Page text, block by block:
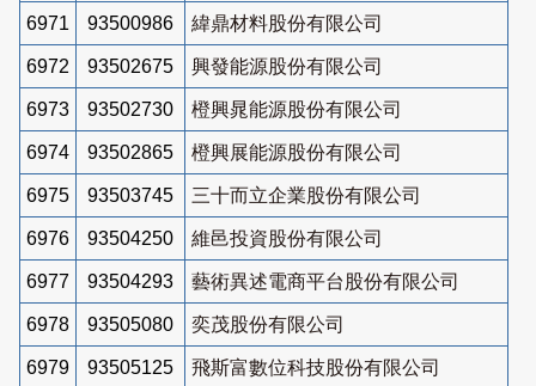
6971 93500986 緯鼎材料股份有限公司
6972 93502675 興發能源股份有限公司
6973 93502730 橙興晁能源股份有限公司
6974 93502865 橙興展能源股份有限公司
6975 93503745 三十而立企業股份有限公司
6976 93504250 維邑投資股份有限公司
6977 93504293 藝術異述電商平台股份有限公司
6978 93505080 奕茂股份有限公司
6979 93505125 飛斯富數位科技股份有限公司